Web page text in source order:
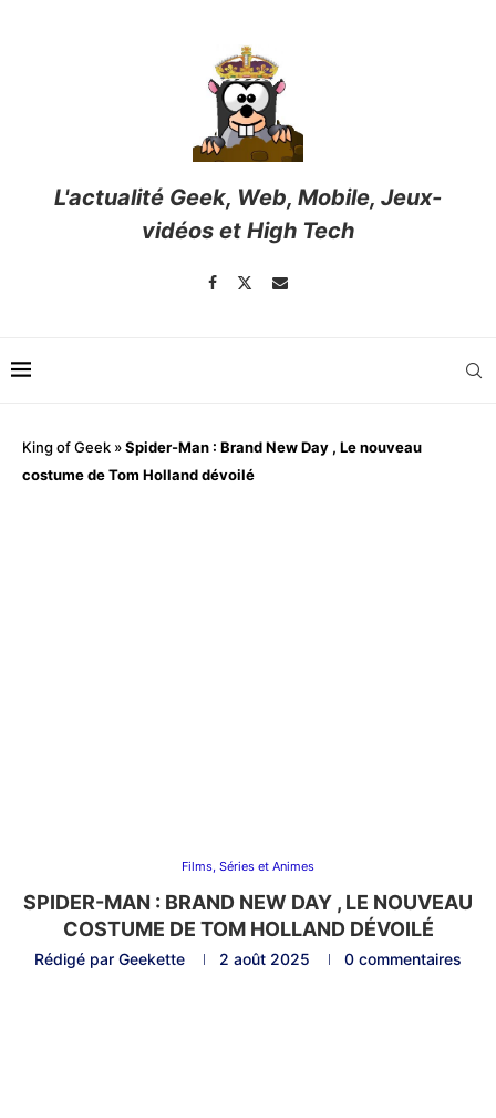
L'actualité Geek, Web, Mobile, Jeux-
vidéos et High Tech
King of Geek »Spider-Man : Brand New Day , Le nouveau
costume de Tom Holland dévoilé
Films, Séries et Animes
SPIDER-MAN : BRAND NEW DAY , LE NOUVEAU
COSTUME DE TOM HOLLAND DÉVOILÉ
Rédigé par Geekette 2 août 2025 0 commentaires